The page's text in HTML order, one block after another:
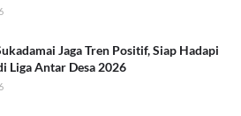
Jaga Tren Positif, Siap Hadapi
Liga Antar Desa 2026